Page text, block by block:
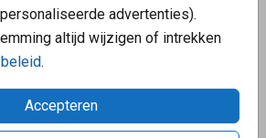
advertenties).
altijd wijzigen of intrekken
.
Accepteren